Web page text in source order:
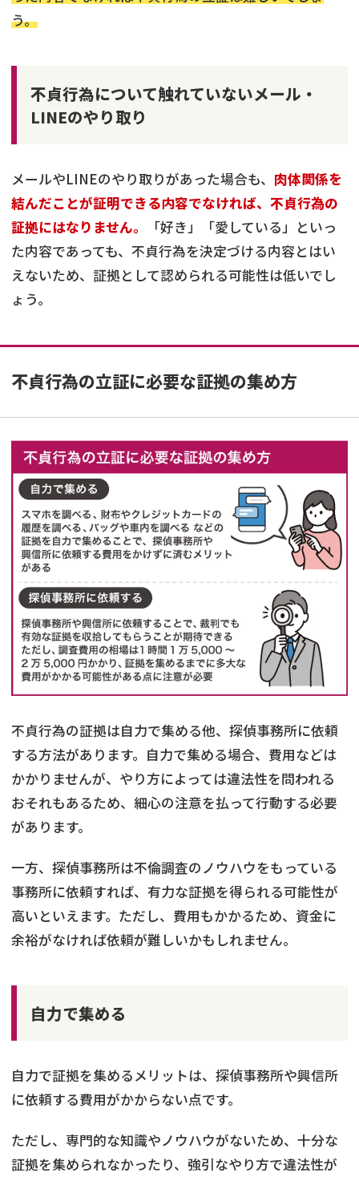
う。
不貞行為について触れていないメール・
LINEのやり取り
メールやLINEのやり取りがあった場合も、 肉体関係を
結んだことが証明できる内容でなければ、不貞行為の
証拠にはなりません。
「好き」「愛している」といっ
た内容であっても、不貞行為を決定づける内容とはい
えないため、証拠として認められる可能性は低いでし
ょう。
不貞行為の立証に必要な証拠の集め方
不貞行為の証拠は自力で集める他、探偵事務所に依頼
する方法があります。自力で集める場合、費用などは
かかりませんが、やり方によっては違法性を問われる
おそれもあるため、細心の注意を払って行動する必要
があります。
一方、探偵事務所は不倫調査のノウハウをもっている
事務所に依頼すれば、有力な証拠を得られる可能性が
高いといえます。ただし、費用もかかるため、資金に
余裕がなければ依頼が難しいかもしれません。
自力で集める
自力で証拠を集めるメリットは、探偵事務所や興信所
に依頼する費用がかからない点です。
ただし、専門的な知識やノウハウがないため、十分な
証拠を集められなかったり、強引なやり方で違法性が